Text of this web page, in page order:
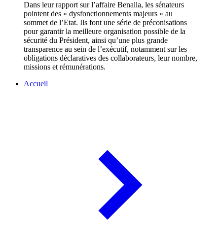
Dans leur rapport sur l’affaire Benalla, les sénateurs
pointent des « dysfonctionnements majeurs » au
sommet de l’Etat. Ils font une série de préconisations
pour garantir la meilleure organisation possible de la
sécurité du Président, ainsi qu’une plus grande
transparence au sein de l’exécutif, notamment sur les
obligations déclaratives des collaborateurs, leur nombre,
missions et rémunérations.
Accueil